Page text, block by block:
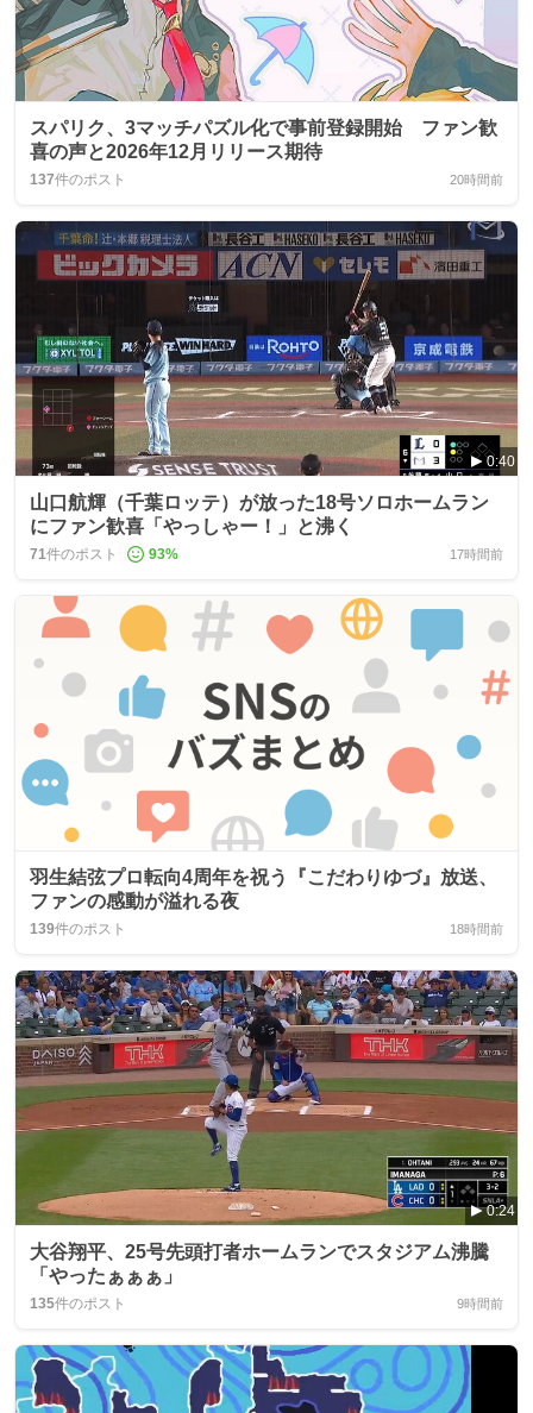
スパリク、3マッチパズル化で事前登録開始 ファン歓
喜の声と2026年12月リリース期待
137件のポスト 20時間前
0:40
山口航輝（千葉ロッテ）が放った18号ソロホームラン
にファン歓喜「やっしゃー！」と沸く
71件のポスト 93% 17時間前
羽生結弦プロ転向4周年を祝う『こだわりゆづ』放送、
ファンの感動が溢れる夜
139件のポスト 18時間前
0:24
大谷翔平、25号先頭打者ホームランでスタジアム沸騰
「やったぁぁぁ」
135件のポスト 9時間前